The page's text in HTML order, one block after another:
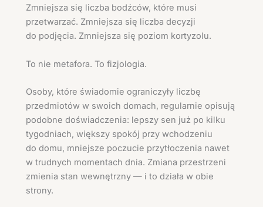
Zmniejsza się liczba bodźców, które musi
przetwarzać. Zmniejsza się liczba decyzji
do podjęcia. Zmniejsza się poziom kortyzolu.
To nie metafora. To fizjologia.
Osoby, które świadomie ograniczyły liczbę
przedmiotów w swoich domach, regularnie opisują
podobne doświadczenia: lepszy sen już po kilku
tygodniach, większy spokój przy wchodzeniu
do domu, mniejsze poczucie przytłoczenia nawet
w trudnych momentach dnia. Zmiana przestrzeni
zmienia stan wewnętrzny — i to działa w obie
strony.